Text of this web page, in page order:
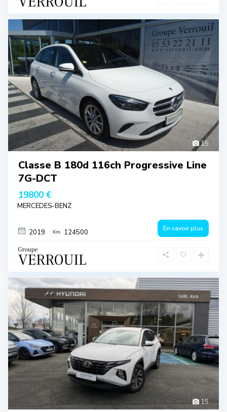
15
Classe B 180d 116ch Progressive Line
7G-DCT
19800 €
MERCEDES-BENZ
2019 124500 En savoir plus
15